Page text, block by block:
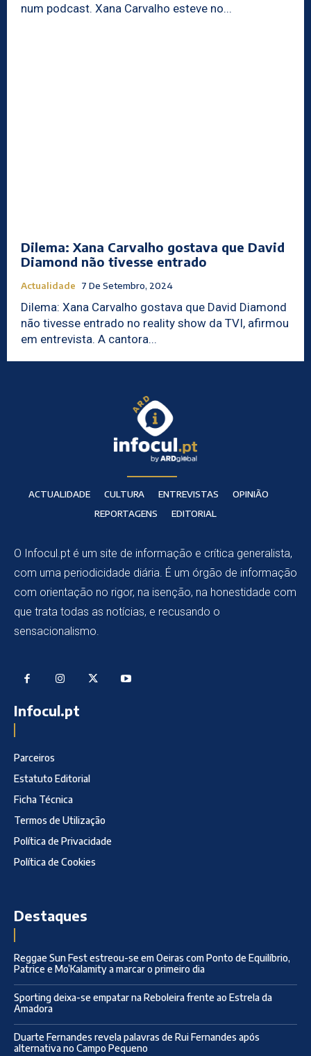
num podcast. Xana Carvalho esteve no...
Dilema: Xana Carvalho gostava que David
Diamond não tivesse entrado
Actualidade 7 De Setembro, 2024
Dilema: Xana Carvalho gostava que David Diamond
não tivesse entrado no reality show da TVI, afirmou
em entrevista. A cantora...
ACTUALIDADE CULTURA ENTREVISTAS
OPINIÃO
REPORTAGENS
EDITORIAL
O Infocul.pt é um site de informação e crítica generalista,
com uma periodicidade diária. É um órgão de informação
com orientação no rigor, na isenção, na honestidade com
que trata todas as notícias, e recusando o
sensacionalismo.
Infocul.pt
Parceiros
Estatuto Editorial
Ficha Técnica
Termos de Utilização
Política de Privacidade
Política de Cookies
Destaques
Reggae Sun Fest estreou-se em Oeiras com Ponto de Equilíbrio,
Patrice e Mo’Kalamity a marcar o primeiro dia
Sporting deixa-se empatar na Reboleira frente ao Estrela da
Amadora
Duarte Fernandes revela palavras de Rui Fernandes após
alternativa no Campo Pequeno